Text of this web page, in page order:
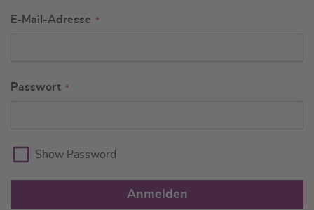
E-Mail-Adresse
Passwort
Show Password
Anmelden